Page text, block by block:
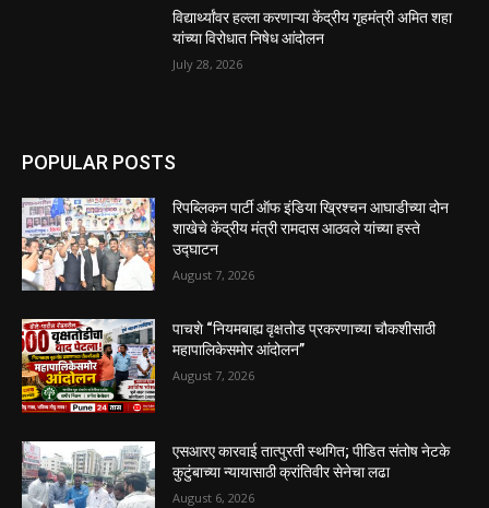
विद्यार्थ्यांवर हल्ला करणाऱ्या केंद्रीय गृहमंत्री अमित शहा
यांच्या विरोधात निषेध आंदोलन
July 28, 2026
POPULAR POSTS
रिपब्लिकन पार्टी ऑफ इंडिया ख्रिश्चन आघाडीच्या दोन
शाखेचे केंद्रीय मंत्री रामदास आठवले यांच्या हस्ते
उद्घाटन
August 7, 2026
पाचशे “नियमबाह्य वृक्षतोड प्रकरणाच्या चौकशीसाठी
महापालिकेसमोर आंदोलन”
August 7, 2026
एसआरए कारवाई तात्पुरती स्थगित; पीडित संतोष नेटके
कुटुंबाच्या न्यायासाठी क्रांतिवीर सेनेचा लढा
August 6, 2026